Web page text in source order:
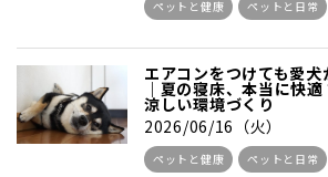
ペットと健康 ペットと日常
エアコンをつけても愛
｜夏の寝床、本当に快
涼しい環境づくり
2026/06/16（火）
ペットと健康 ペットと日常